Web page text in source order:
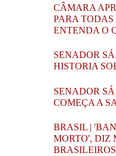
CÂMARA
PARA
ENTENDA O
SENADOR
HISTORIA
SENADOR
COMEÇA A
BRASIL |
MORTO', DIZ